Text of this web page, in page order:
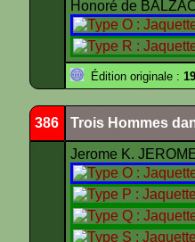
Honoré de
Édition originale :
386 Trois Hommes
Jerome K.